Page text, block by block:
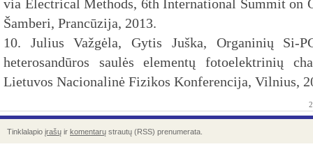
via Electrical Methods, 6th International Summit on
Šamberi, Prancūzija, 2013.
10. Julius Važgėla, Gytis Juška, Organinių Si-
heterosandūros saulės elementų fotoelektrinių
Lietuvos Nacionalinė Fizikos Konferencija, Vilnius,
Tinklalapio įrašų ir komentarų strautų (RSS) prenumerata.